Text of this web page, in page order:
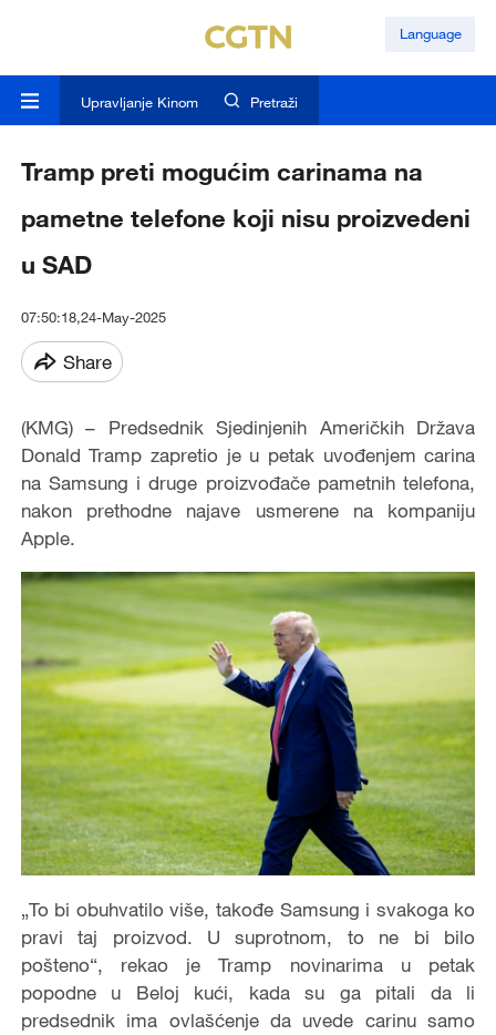
Language
Upravljanje Kinom Pretraži
Tramp preti mogućim carinama na
pametne telefone koji nisu proizvedeni
u SAD
07:50:18,24-May-2025
Share
(KMG) – Predsednik Sjedinjenih Američkih Država
Donald Tramp zapretio je u petak uvođenjem carina
na Samsung i druge proizvođače pametnih telefona,
nakon prethodne najave usmerene na kompaniju
Apple.
„To bi obuhvatilo više, takođe Samsung i svakoga ko
pravi taj proizvod. U suprotnom, to ne bi bilo
pošteno“, rekao je Tramp novinarima u petak
popodne u Beloj kući, kada su ga pitali da li
predsednik ima ovlašćenje da uvede carinu samo